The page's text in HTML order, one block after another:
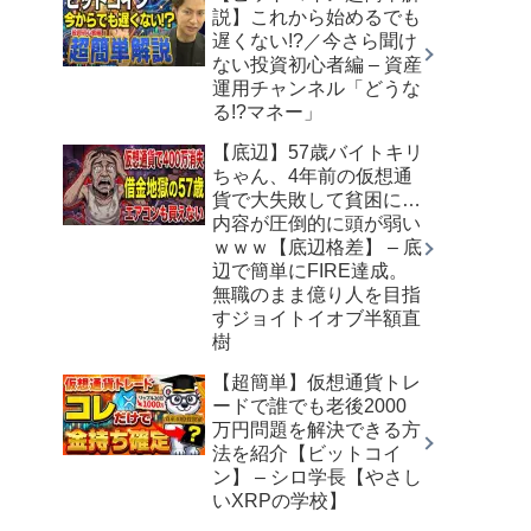
説】これから始めるでも
遅くない!?／今さら聞け
ない投資初心者編 – 資産
運用チャンネル「どうな
る!?マネー」
【底辺】57歳バイトキリ
ちゃん、4年前の仮想通
貨で大失敗して貧困に…
内容が圧倒的に頭が弱い
ｗｗｗ【底辺格差】 – 底
辺で簡単にFIRE達成。
無職のまま億り人を目指
すジョイトイオブ半額直
樹
【超簡単】仮想通貨トレ
ードで誰でも老後2000
万円問題を解決できる方
法を紹介【ビットコイ
ン】 – シロ学長【やさし
いXRPの学校】